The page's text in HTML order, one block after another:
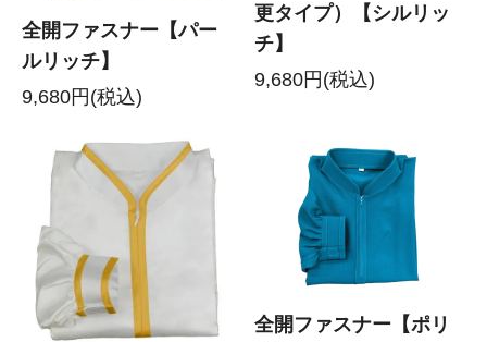
全開ファスナー【パー
ルリッチ】
9,680円(税込)
更タイプ）【シルリッ
チ】
9,680円(税込)
全開ファスナー【ポリ